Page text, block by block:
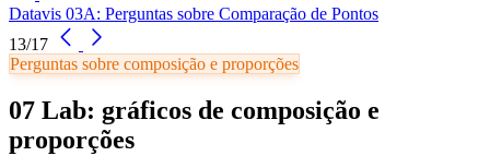
Datavis 03A: Perguntas sobre Comparação de Pontos
13/17
Perguntas sobre composição e proporções
07 Lab: gráficos de composição e
proporções